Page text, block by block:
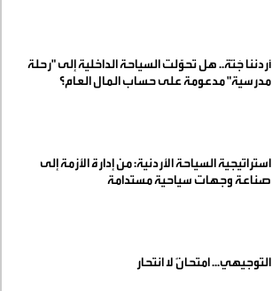
أردننا جَنّة.. هل تحوّلت السياحة الداخلية إلى "رحلة
مدرسية" مدعومة على حساب المال العام؟
استراتيجية السياحة الأردنية: من إدارة الأزمة إلى
صناعة وجهات سياحية مستدامة
التوجيهي... امتحانٌ لا انتحار